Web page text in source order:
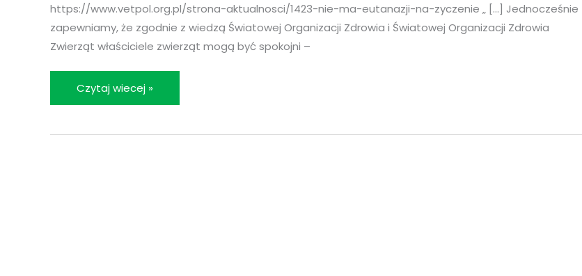
https://www.vetpol.org.pl/strona-aktualnosci/1423-nie-ma-eutanazji-na-zyczenie „ […] Jednocześnie
zapewniamy, że zgodnie z wiedzą Światowej Organizacji Zdrowia i Światowej Organizacji Zdrowia
Zwierząt właściciele zwierząt mogą być spokojni –
Czytaj wiecej »